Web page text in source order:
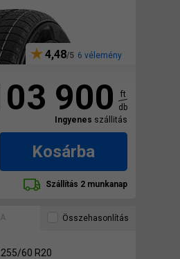
4,48 6 vélemény
900
ft
db
Ingyenes szállitás
Kosárba
Szállítás 2 munkanap
255/60 R20
Összehasonlítás